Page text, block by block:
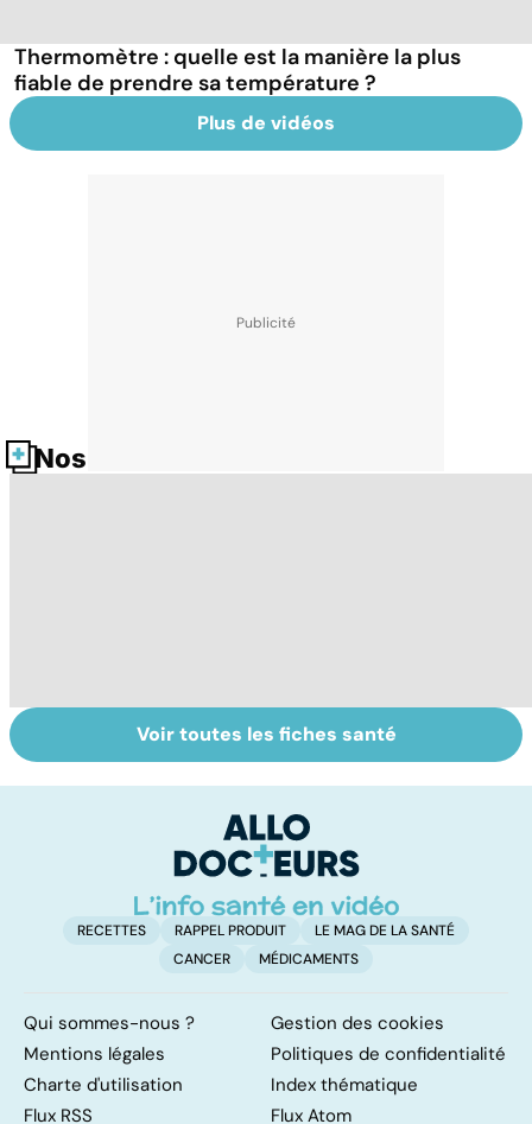
Thermomètre : quelle est la manière la plus
fiable de prendre sa température ?
Plus de vidéos
Nos fiches santé
Tout savoir sur
les infections
Virus du Nil
occidental : ce
sur cette
infection
Voir toutes les fiches santé
RECETTES RAPPEL PRODUIT
LE MAG DE LA SANTÉ
CANCER
MÉDICAMENTS
Qui sommes-nous ?
Gestion des cookies
Mentions légales
Politiques de confidentialité
Charte d'utilisation
Index thématique
Flux RSS
Flux Atom